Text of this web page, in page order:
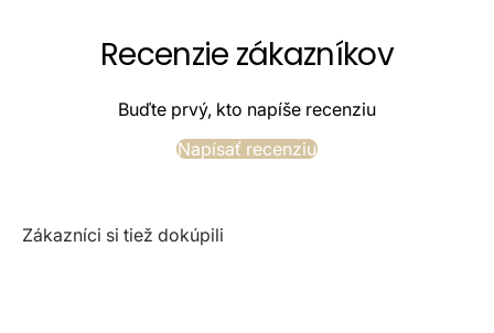
Recenzie zákazníkov
Buďte prvý, kto napíše recenziu
Napísať recenziu